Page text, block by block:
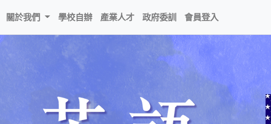
關於我們 學校自辦 產業人才 政府委訓 會員登入